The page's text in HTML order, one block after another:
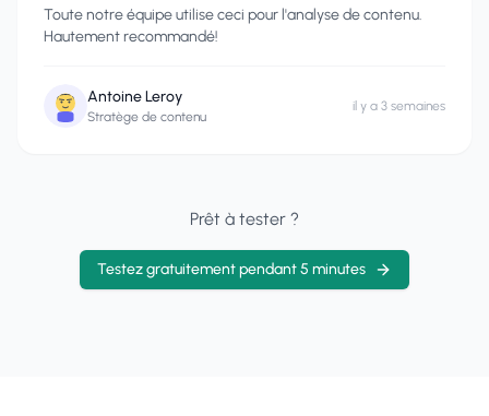
Toute notre équipe utilise ceci pour l'analyse de contenu.
Hautement recommandé!
Antoine Leroy
Stratège de contenu
il y a 3 semaines
Prêt à tester ?
Testez gratuitement pendant 5 minutes